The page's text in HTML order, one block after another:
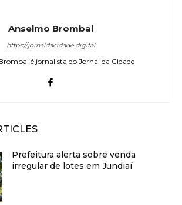
Anselmo Brombal
https://jornaldacidade.digital
é jornalista do Jornal da Cidade
Prefeitura alerta sobre venda
irregular de lotes em Jundiaí